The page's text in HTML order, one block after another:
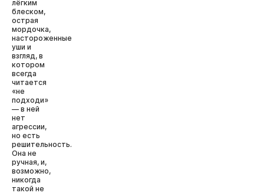
лёгким
блеском,
острая
мордочка,
настороженные
уши и
взгляд, в
котором
всегда
читается
«не
подходи»
— в ней
нет
агрессии,
но есть
решительность.
Она не
ручная, и,
возможно,
никогда
такой не